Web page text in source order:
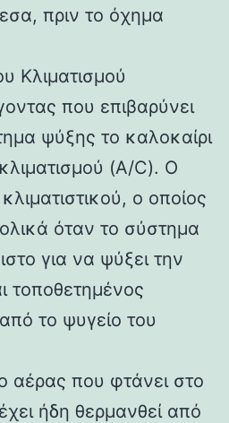
πριν το όχημα
Κλιματισμού
που επιβαρύνει
ψύξης το καλοκαίρι
(A/C). Ο
ο οποίος
όταν το σύστημα
για να ψύξει την
τοποθετημένος
το ψυγείο του
αέρας που φτάνει στο
ήδη θερμανθεί από